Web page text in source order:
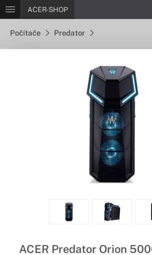
ACER-SHOP
Počítače Predator
ACER Predator Orion